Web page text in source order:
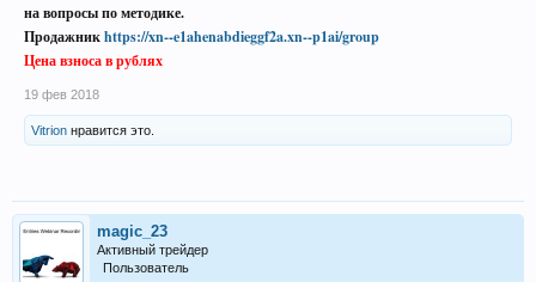
на вопросы по методике.
Продажникhttps://xn--e1ahenabdieggf2a.xn--p1ai/group
Цена взноса в рублях
19 фев 2018
Vitrion нравится это.
magic_23
Активный трейдер
Пользователь